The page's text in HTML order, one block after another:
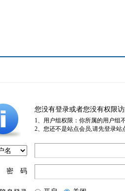
您没有登录或者您没有权限
1、用户组权限：你所属的用户组
2、您还不是站点会员,请先登录站
密 码